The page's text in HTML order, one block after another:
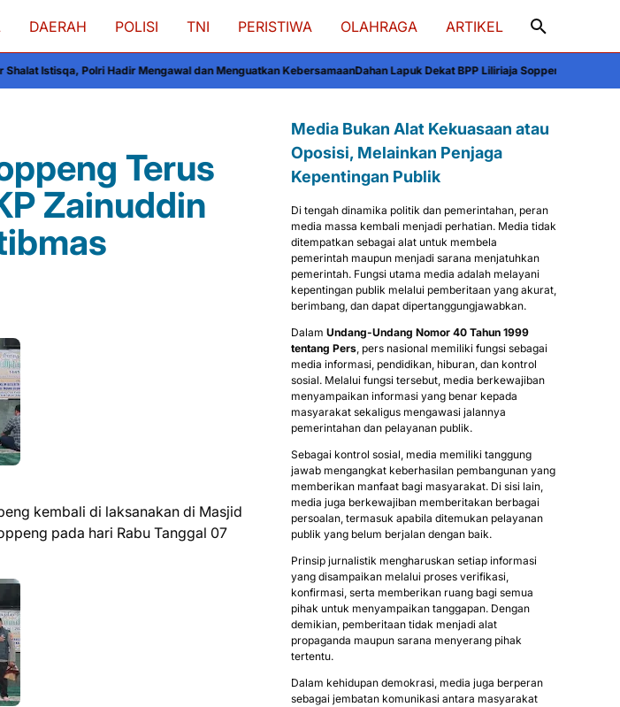
DAERAH POLISI TNI PERISTIWA OLAHRAGA ARTIKEL
Mengawal dan Menguatkan KebersamaanDahan Lapuk Dekat BPP Liliriaja Soppeng Mengancam Pengendara, Warga
Terus
Zainuddin
kembali di laksanakan di Masjid
pada hari Rabu Tanggal 07
Media Bukan Alat Kekuasaan atau
Oposisi, Melainkan Penjaga
Kepentingan Publik
Di tengah dinamika politik dan pemerintahan, peran
media massa kembali menjadi perhatian. Media tidak
ditempatkan sebagai alat untuk membela
pemerintah maupun menjadi sarana menjatuhkan
pemerintah. Fungsi utama media adalah melayani
kepentingan publik melalui pemberitaan yang akurat,
berimbang, dan dapat dipertanggungjawabkan.
Dalam Undang-Undang Nomor 40 Tahun 1999
tentang Pers, pers nasional memiliki fungsi sebagai
media informasi, pendidikan, hiburan, dan kontrol
sosial. Melalui fungsi tersebut, media berkewajiban
menyampaikan informasi yang benar kepada
masyarakat sekaligus mengawasi jalannya
pemerintahan dan pelayanan publik.
Sebagai kontrol sosial, media memiliki tanggung
jawab mengangkat keberhasilan pembangunan yang
memberikan manfaat bagi masyarakat. Di sisi lain,
media juga berkewajiban memberitakan berbagai
persoalan, termasuk apabila ditemukan pelayanan
publik yang belum berjalan dengan baik.
Prinsip jurnalistik mengharuskan setiap informasi
yang disampaikan melalui proses verifikasi,
konfirmasi, serta memberikan ruang bagi semua
pihak untuk menyampaikan tanggapan. Dengan
demikian, pemberitaan tidak menjadi alat
propaganda maupun sarana menyerang pihak
tertentu.
Dalam kehidupan demokrasi, media juga berperan
sebagai jembatan komunikasi antara masyarakat